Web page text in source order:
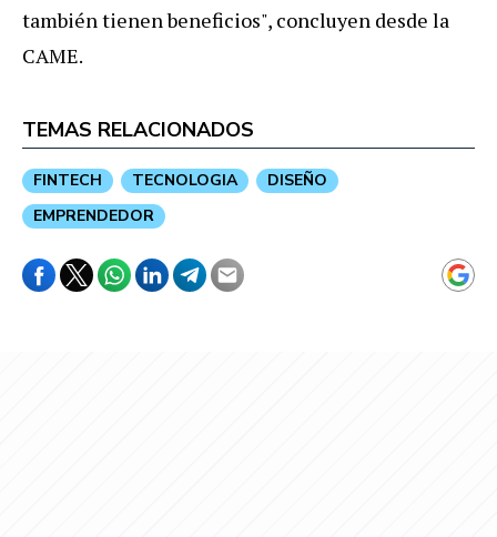
tambiéntienenbeneficios", concluyen desde la
CAME.
TEMAS RELACIONADOS
FINTECH TECNOLOGIA
DISEÑO
EMPRENDEDOR